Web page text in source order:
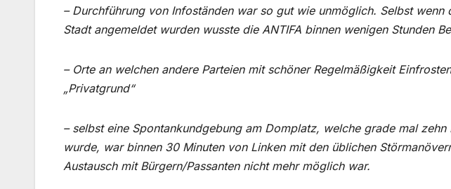
– Durchführung von Infoständen war so gut wie unmöglich. Selbst
Stadt angemeldet wurden wusste die ANTIFA binnen wenigen Stunden
– Orte an welchen andere Parteien mit schöner Regelmäßigkeit
„Privatgrund“
– selbst eine Spontankundgebung am Domplatz, welche grade mal
wurde, war binnen 30 Minuten von Linken mit den üblichen
Austausch mit Bürgern/Passanten nicht mehr möglich war.